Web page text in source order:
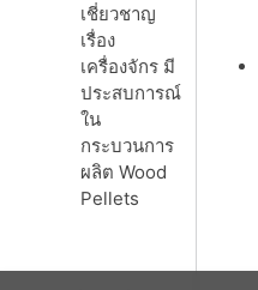
เชี่ยวชาญ
เรื่อง
เครื่องจักร มี
ประสบการณ์
ใน
กระบวนการ
ผลิต Wood
Pellets